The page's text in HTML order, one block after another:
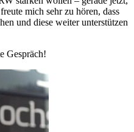
mich sehr zu hören, dass
und diese weiter unterstützen
Gespräch!